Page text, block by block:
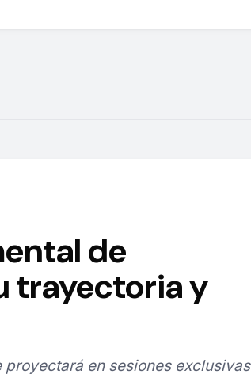
de
trayectoria y
proyectará en sesiones exclusivas